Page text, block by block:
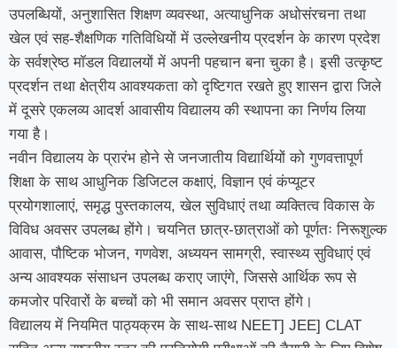
उपलब्धियों, अनुशासित शिक्षण व्यवस्था, अत्याधुनिक अधोसंरचना तथा
खेल एवं सह-शैक्षणिक गतिविधियों में उल्लेखनीय प्रदर्शन के कारण प्रदेश
के सर्वश्रेष्ठ मॉडल विद्यालयों में अपनी पहचान बना चुका है। इसी उत्कृष्ट
प्रदर्शन तथा क्षेत्रीय आवश्यकता को दृष्टिगत रखते हुए शासन द्वारा जिले
में दूसरे एकलव्य आदर्श आवासीय विद्यालय की स्थापना का निर्णय लिया
गया है।
नवीन विद्यालय के प्रारंभ होने से जनजातीय विद्यार्थियों को गुणवत्तापूर्ण
शिक्षा के साथ आधुनिक डिजिटल कक्षाएं, विज्ञान एवं कंप्यूटर
प्रयोगशालाएं, समृद्ध पुस्तकालय, खेल सुविधाएं तथा व्यक्तित्व विकास के
विविध अवसर उपलब्ध होंगे। चयनित छात्र-छात्राओं को पूर्णतः निरूशुल्क
आवास, पौष्टिक भोजन, गणवेश, अध्ययन सामग्री, स्वास्थ्य सुविधाएं एवं
अन्य आवश्यक संसाधन उपलब्ध कराए जाएंगे, जिससे आर्थिक रूप से
कमजोर परिवारों के बच्चों को भी समान अवसर प्राप्त होंगे।
विद्यालय में नियमित पाठ्यक्रम के साथ-साथ NEET] JEE] CLAT